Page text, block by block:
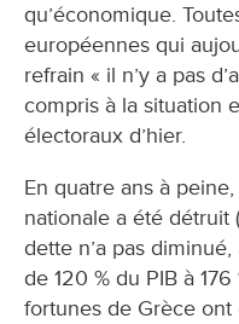
qu’économique.
européennes qui
refrain « il n’y a pas
compris à la situation
électoraux d’hier.
En quatre ans à
nationale a été détruit
dette n’a pas
de 120 % du PIB à
fortunes de Grèce